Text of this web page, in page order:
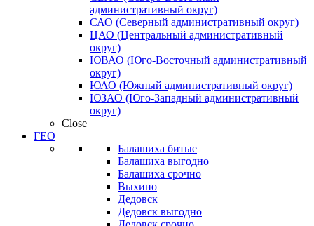
административный округ)
САО (Северный административный округ)
ЦАО (Центральный административный
округ)
ЮВАО (Юго-Восточный административный
округ)
ЮАО (Южный административный округ)
ЮЗАО (Юго-Западный административный
округ)
Close
ГЕО
Балашиха битые
Балашиха выгодно
Балашиха срочно
Выхино
Дедовск
Дедовск выгодно